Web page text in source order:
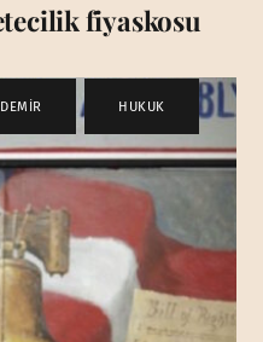
fiyaskosu
, HUKUK